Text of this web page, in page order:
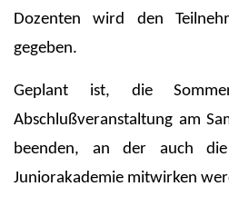
Dozenten wird den
gegeben.
Geplant ist, die
Abschlußveranstaltung am
beenden, an der auch die
Juniorakademie mitwirken